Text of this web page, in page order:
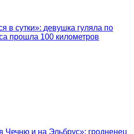
в сутки»: девушка гуляла по
прошла 100 километров
Чечню и на Эльбрус»: гродненец